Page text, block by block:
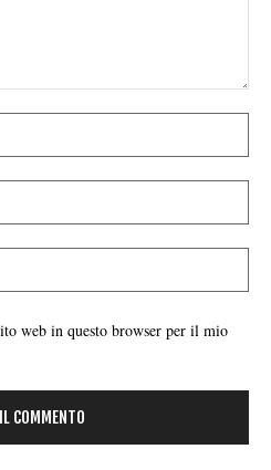
web in questo browser per il mio